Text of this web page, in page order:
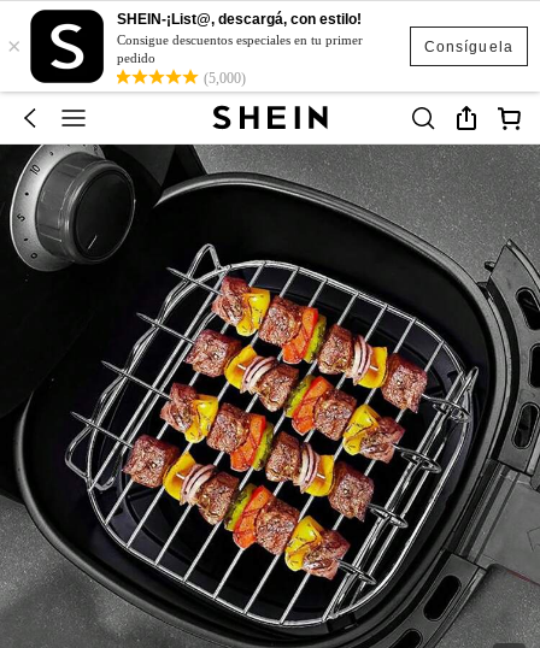
Consíguela
×
SHEIN-¡List@, descargá, con estilo!
Consigue descuentos especiales en tu primer
pedido
(5,000)